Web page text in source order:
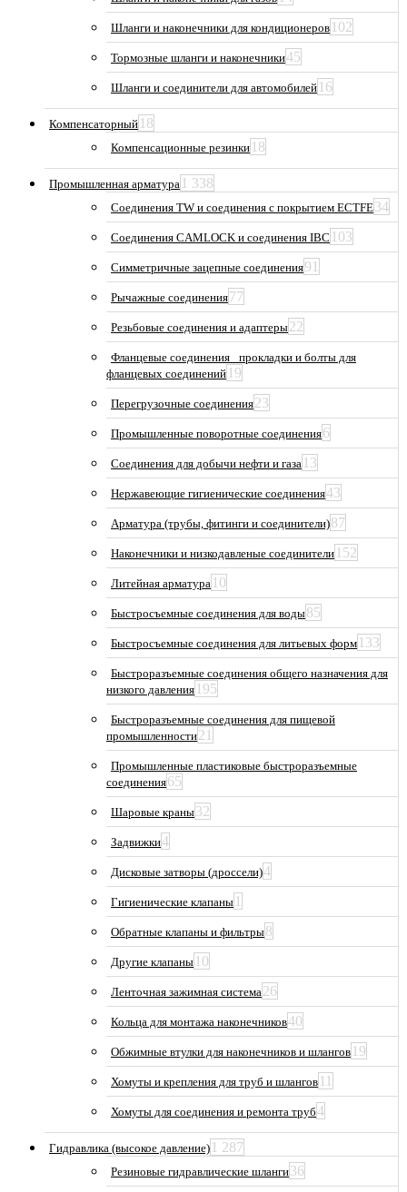
Шланги и наконечники для кондиционеров 102
Тормозные шланги и наконечники45
Шланги и соединители для автомобилей 16
Компенсаторный 18
Компенсационные резинки 18
Промышленная арматура 1 338
Соединения TW и соединения с покрытием ECTFE34
Соединения CAMLOCK и соединения IBC 103
Симметричные зацепные соединения91
Рычажные соединения77
Резьбовые соединения и адаптеры22
Фланцевые соединения_ прокладки и болты для
фланцевых соединений 19
Перегрузочные соединения23
Промышленные поворотные соединения6
Соединения для добычи нефти и газа 13
Нержавеющие гигиенические соединения43
Арматура (трубы, фитинги и соединители)87
Наконечники и низкодавленые соединители 152
Литейная арматура 10
Быстросъемные соединения для воды85
Быстросъемные соединения для литьевых форм 133
Быстроразъемные соединения общего назначения для
низкого давления 195
Быстроразъемные соединения для пищевой
промышленности21
Промышленные пластиковые быстроразъемные
соединения65
Шаровые краны32
Задвижки4
Дисковые затворы (дроссели)4
Гигиенические клапаны 1
Обратные клапаны и фильтры8
Другие клапаны 10
Ленточная зажимная система26
Кольца для монтажа наконечников40
Обжимные втулки для наконечников и шлангов 19
Хомуты и крепления для труб и шлангов 11
Хомуты для соединения и ремонта труб4
Гидравлика (высокое давление) 1 287
Резиновые гидравлические шланги36